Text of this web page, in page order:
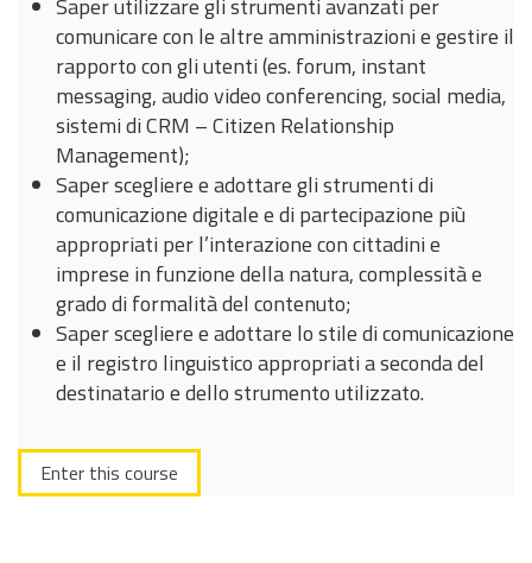
Saper utilizzare gli strumenti avanzati per
comunicare con le altre amministrazioni e gestire il
rapporto con gli utenti (es. forum, instant
messaging, audio video conferencing, social media,
sistemi di CRM – Citizen Relationship
Management);
Saper scegliere e adottare gli strumenti di
comunicazione digitale e di partecipazione più
appropriati per l’interazione con cittadini e
imprese in funzione della natura, complessità e
grado di formalità del contenuto;
Saper scegliere e adottare lo stile di comunicazione
e il registro linguistico appropriati a seconda del
destinatario e dello strumento utilizzato.
Enter this course